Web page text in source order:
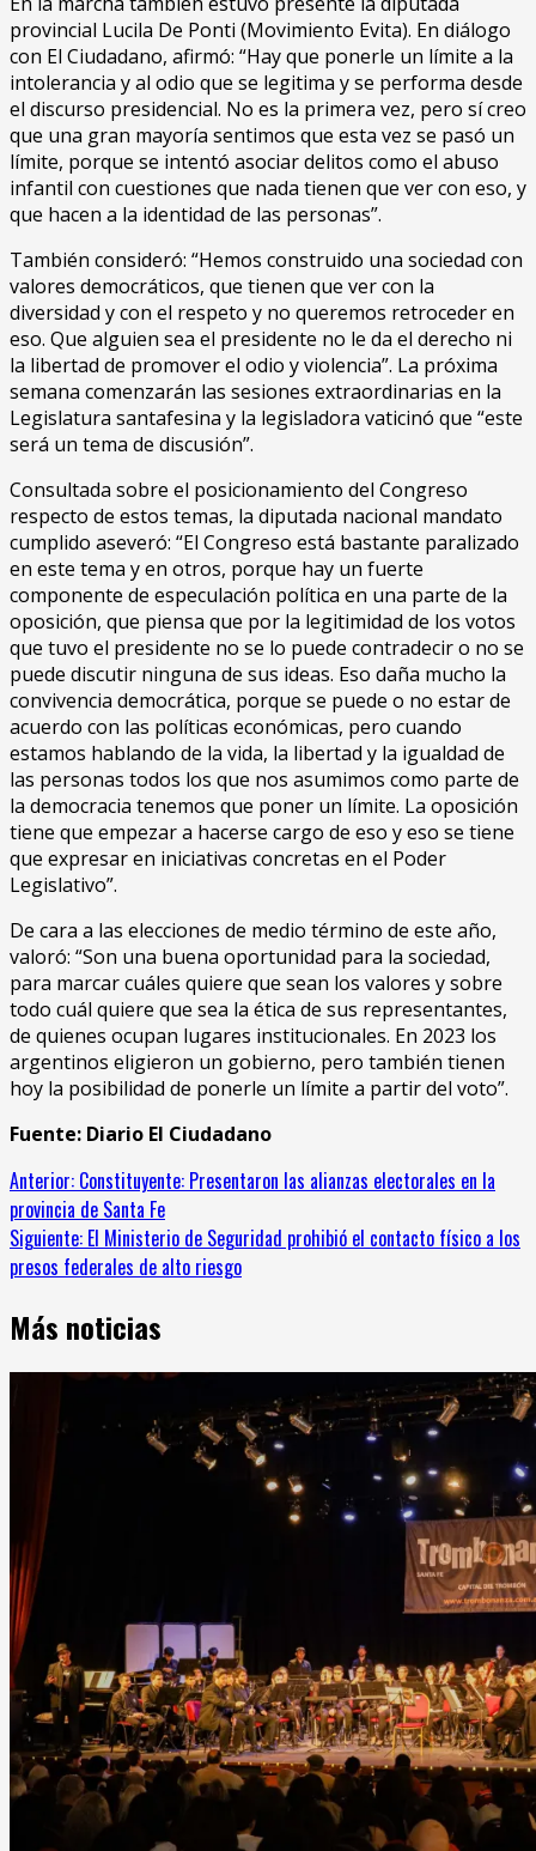
provincial Lucila De Ponti (Movimiento Evita). En diálogo
con El Ciudadano, afirmó: “Hay que ponerle un límite a la
intolerancia y al odio que se legitima y se performa desde
el discurso presidencial. No es la primera vez, pero sí creo
que una gran mayoría sentimos que esta vez se pasó un
límite, porque se intentó asociar delitos como el abuso
infantil con cuestiones que nada tienen que ver con eso, y
que hacen a la identidad de las personas”.
También consideró: “Hemos construido una sociedad con
valores democráticos, que tienen que ver con la
diversidad y con el respeto y no queremos retroceder en
eso. Que alguien sea el presidente no le da el derecho ni
la libertad de promover el odio y violencia”. La próxima
semana comenzarán las sesiones extraordinarias en la
Legislatura santafesina y la legisladora vaticinó que “este
será un tema de discusión”.
Consultada sobre el posicionamiento del Congreso
respecto de estos temas, la diputada nacional mandato
cumplido aseveró: “El Congreso está bastante paralizado
en este tema y en otros, porque hay un fuerte
componente de especulación política en una parte de la
oposición, que piensa que por la legitimidad de los votos
que tuvo el presidente no se lo puede contradecir o no se
puede discutir ninguna de sus ideas. Eso daña mucho la
convivencia democrática, porque se puede o no estar de
acuerdo con las políticas económicas, pero cuando
estamos hablando de la vida, la libertad y la igualdad de
las personas todos los que nos asumimos como parte de
la democracia tenemos que poner un límite. La oposición
tiene que empezar a hacerse cargo de eso y eso se tiene
que expresar en iniciativas concretas en el Poder
Legislativo”.
De cara a las elecciones de medio término de este año,
valoró: “Son una buena oportunidad para la sociedad,
para marcar cuáles quiere que sean los valores y sobre
todo cuál quiere que sea la ética de sus representantes,
de quienes ocupan lugares institucionales. En 2023 los
argentinos eligieron un gobierno, pero también tienen
hoy la posibilidad de ponerle un límite a partir del voto”.
Fuente: Diario El Ciudadano
Sigue
leyendo
Anterior: Constituyente: Presentaron las alianzas electorales en la
provincia de Santa Fe
Siguiente: El Ministerio de Seguridad prohibió el contacto físico a los
presos federales de alto riesgo
Más noticias